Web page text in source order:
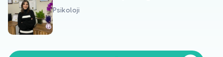
Hakkımızda
Psikoloji